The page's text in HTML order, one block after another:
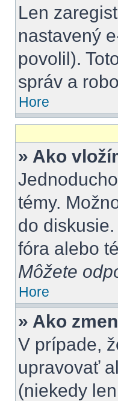
Len
nastavený
povolil).
správ a
Hore
» Ako
témy.
do
fóra alebo
Môžete
Hore
» Ako
V prípade,
upravovať
(niekedy